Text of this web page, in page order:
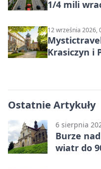
1/4 mili
12 września 2026,
Krasiczyn i
Ostatnie Artykuły
6 sierpnia
Burze
wiatr do